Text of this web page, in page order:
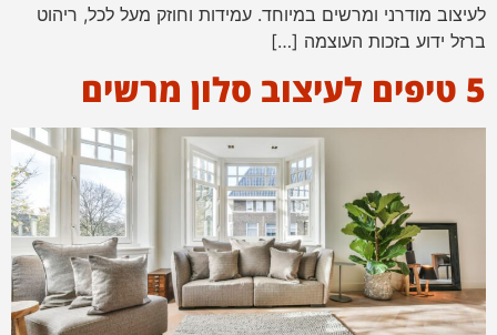
לעיצוב מודרני ומרשים במיוחד. עמידות וחוזק מעל לכל, ריהוט
ברזל ידוע בזכות העוצמה […]
5 טיפים לעיצוב סלון מרשים